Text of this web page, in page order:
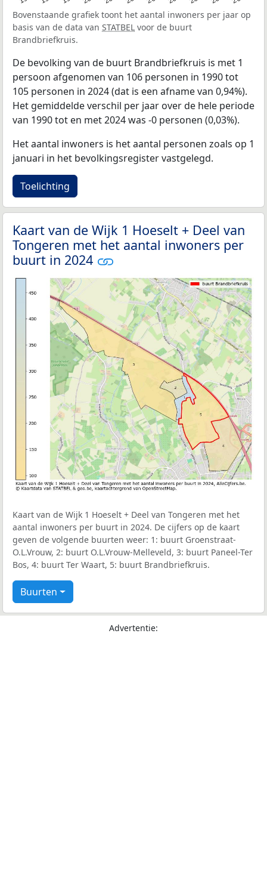
Bovenstaande grafiek toont het aantal inwoners per jaar op
basis van de data van STATBEL voor de buurt
Brandbriefkruis.
De bevolking van de buurt Brandbriefkruis is met 1
persoon afgenomen van 106 personen in 1990 tot
105 personen in 2024 (dat is een afname van 0,94%).
Het gemiddelde verschil per jaar over de hele periode
van 1990 tot en met 2024 was -0 personen (0,03%).
Het aantal inwoners is het aantal personen zoals op 1
januari in het bevolkingsregister vastgelegd.
Toelichting
Kaart van de Wijk 1 Hoeselt + Deel van
Tongeren met het aantal inwoners per
buurt in 2024
Kaart van de Wijk 1 Hoeselt + Deel van Tongeren met het
aantal inwoners per buurt in 2024. De cijfers op de kaart
geven de volgende buurten weer: 1: buurt Groenstraat-
O.L.Vrouw, 2: buurt O.L.Vrouw-Melleveld, 3: buurt Paneel-Ter
Bos, 4: buurt Ter Waart, 5: buurt Brandbriefkruis.
Buurten
Advertentie: